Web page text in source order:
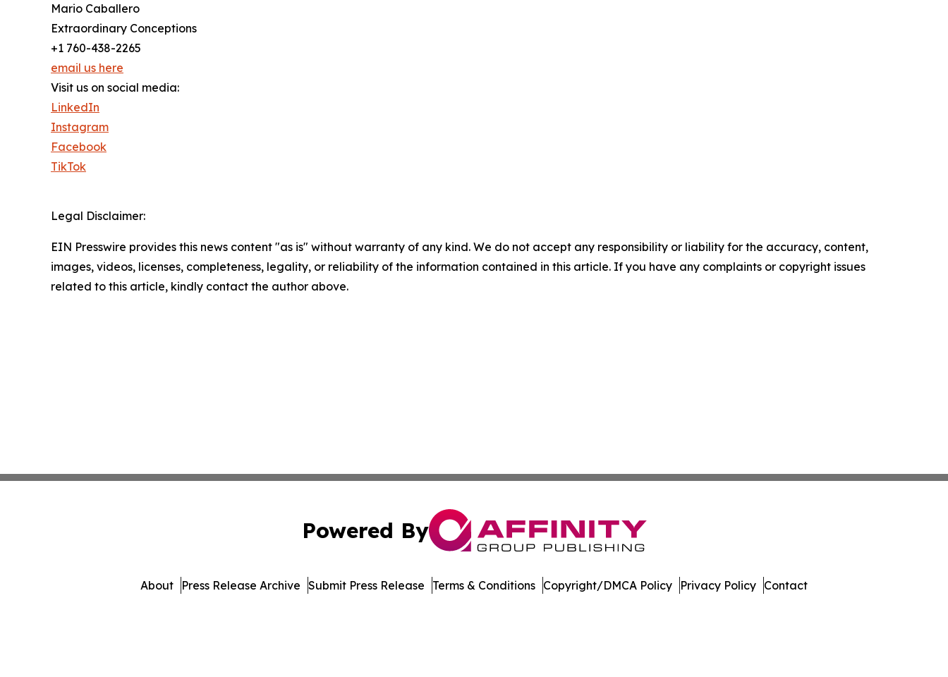
Mario Caballero
Extraordinary Conceptions
+1 760-438-2265
email us here
Visit us on social media:
LinkedIn
Instagram
Facebook
TikTok
Legal Disclaimer:
EIN Presswire provides this news content "as is" without warranty of any kind. We do not accept any responsibility or liability for the accuracy, content,
images, videos, licenses, completeness, legality, or reliability of the information contained in this article. If you have any complaints or copyright issues
related to this article, kindly contact the author above.
Powered By
About Press Release Archive Submit Press Release Terms & Conditions Copyright/DMCA Policy Privacy Policy Contact